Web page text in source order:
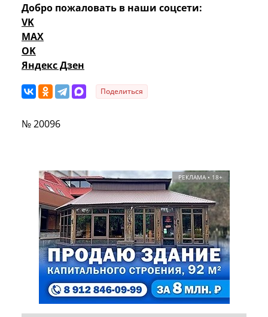
Добро пожаловать в наши соцсети:
VK
MAX
OK
Яндекс Дзен
Поделиться
№ 20096
РЕКЛАМА • 18+